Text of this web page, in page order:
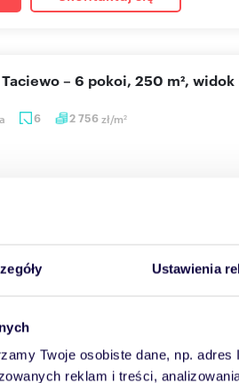
Ustawienia
Twoje osobiste dane, np.
reklam i treści,
6 2 756zł/m2
Taciewo – 6 pokoi, 250 m²,
JEZIORO BLISKO MIASTA Ofertę